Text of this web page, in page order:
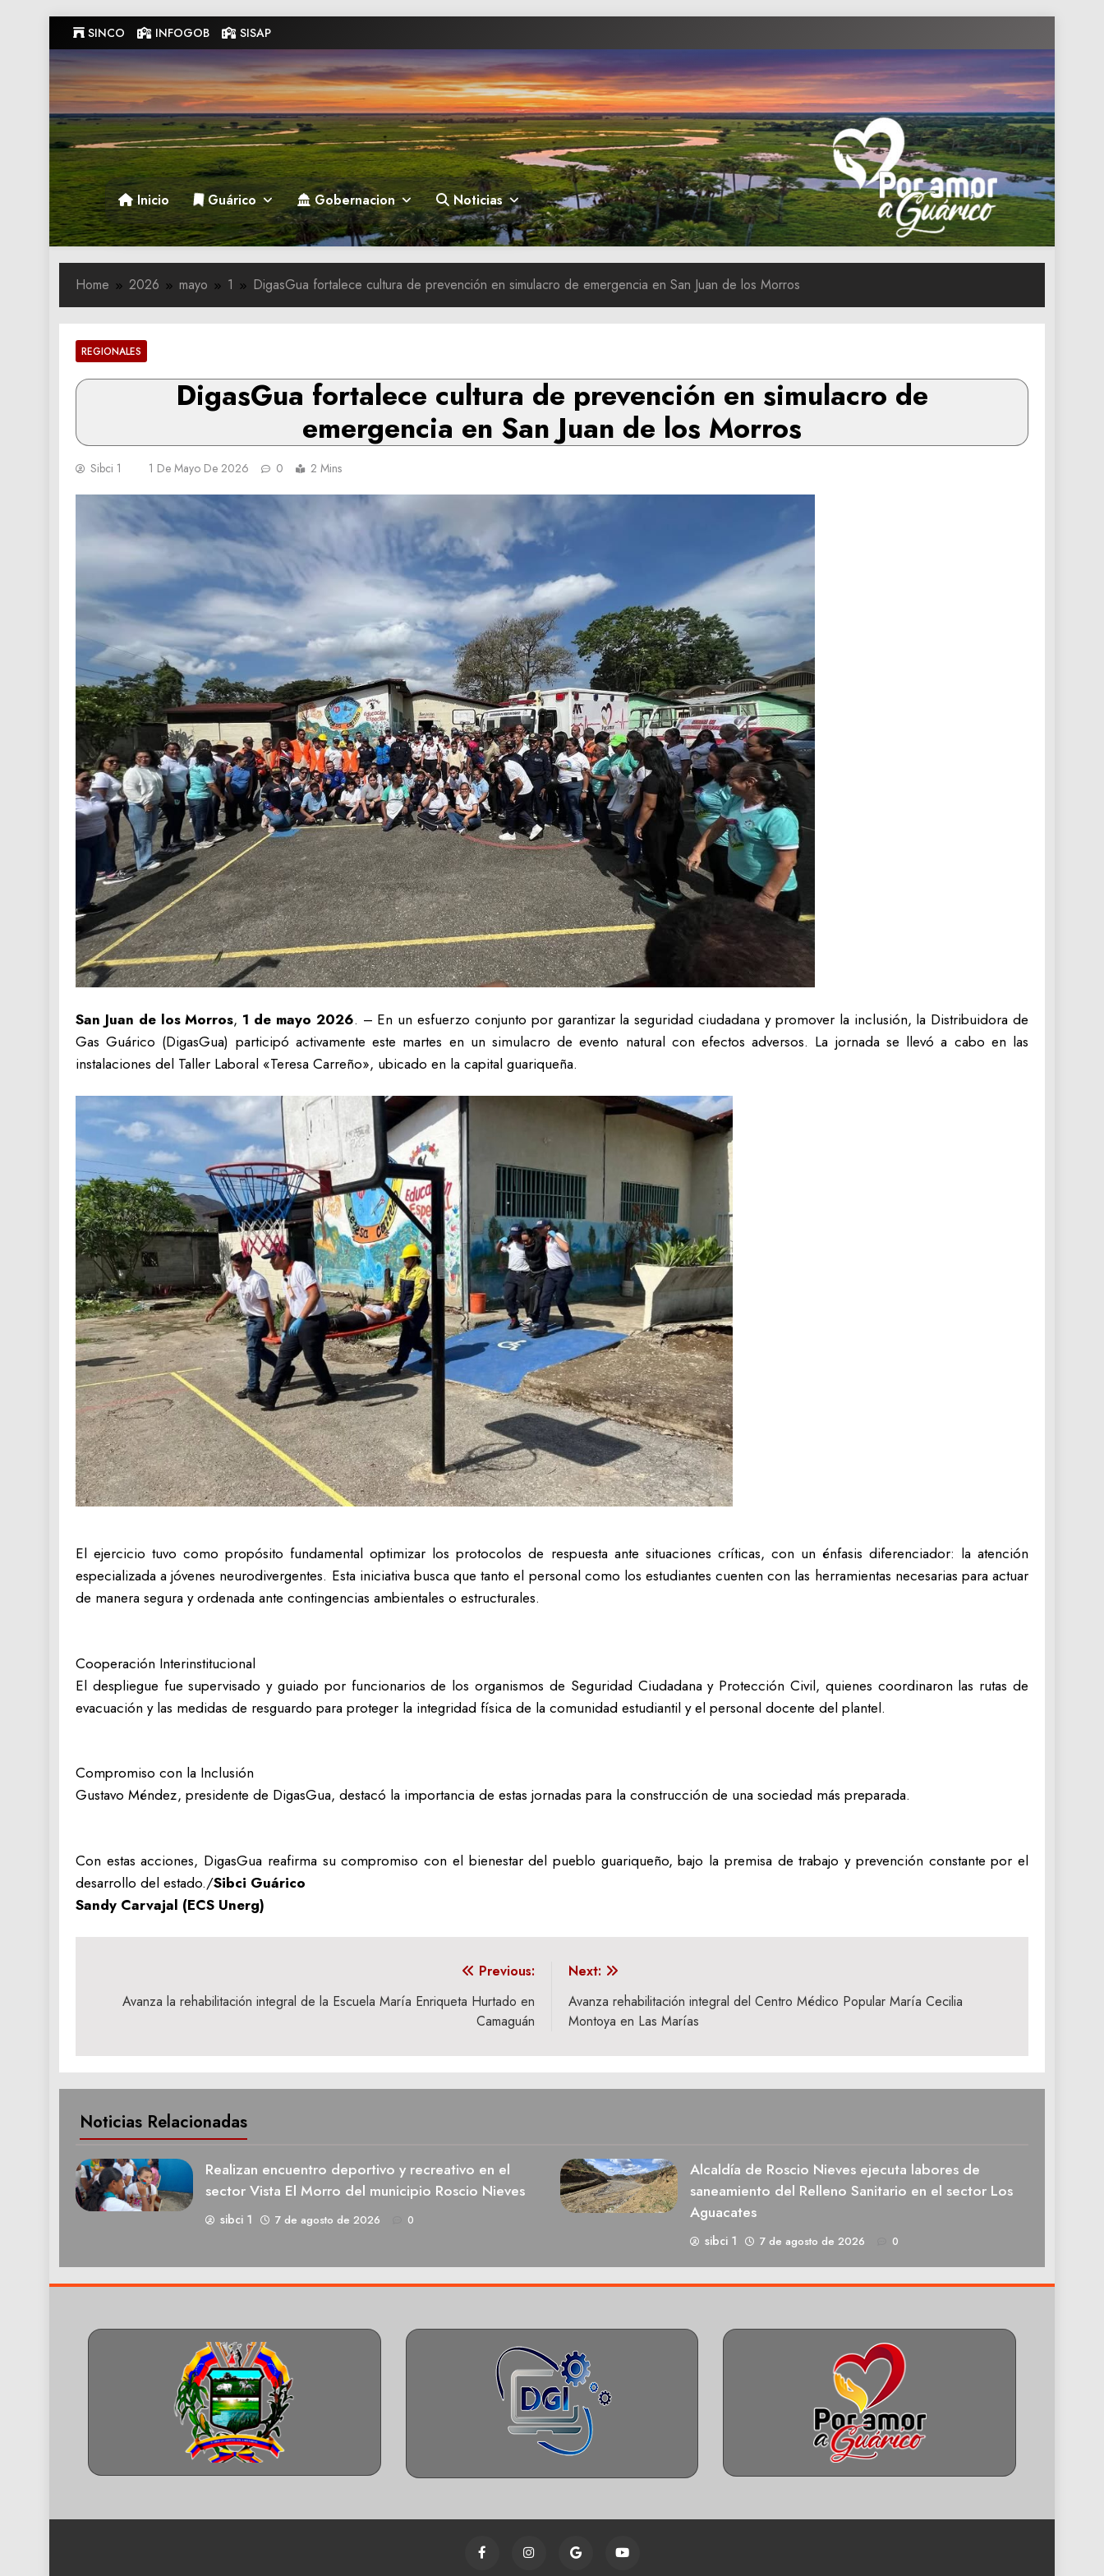
to
content
SINCO INFOGOB SISAP
Gobernacion de Guarico
Gobernacion de Guarico
Inicio Guárico Gobernacion Noticias
Home 2026 mayo 1 DigasGua fortalece cultura de prevención en simulacro de emergencia en San Juan de los Morros
REGIONALES
DigasGua fortalece cultura de prevención en simulacro de
emergencia en San Juan de los Morros
Sibci 1 1 De Mayo De 2026 0 2 Mins
San Juan de los Morros, 1 de mayo 2026. – En un esfuerzo conjunto por garantizar la seguridad ciudadana y promover la inclusión, la Distribuidora de
Gas Guárico (DigasGua) participó activamente este martes en un simulacro de evento natural con efectos adversos. La jornada se llevó a cabo en las
instalaciones del Taller Laboral «Teresa Carreño», ubicado en la capital guariqueña.
El ejercicio tuvo como propósito fundamental optimizar los protocolos de respuesta ante situaciones críticas, con un énfasis diferenciador: la atención
especializada a jóvenes neurodivergentes. Esta iniciativa busca que tanto el personal como los estudiantes cuenten con las herramientas necesarias para actuar
de manera segura y ordenada ante contingencias ambientales o estructurales.
Cooperación Interinstitucional
El despliegue fue supervisado y guiado por funcionarios de los organismos de Seguridad Ciudadana y Protección Civil, quienes coordinaron las rutas de
evacuación y las medidas de resguardo para proteger la integridad física de la comunidad estudiantil y el personal docente del plantel.
Compromiso con la Inclusión
Gustavo Méndez, presidente de DigasGua, destacó la importancia de estas jornadas para la construcción de una sociedad más preparada.
Con estas acciones, DigasGua reafirma su compromiso con el bienestar del pueblo guariqueño, bajo la premisa de trabajo y prevención constante por el
desarrollo del estado./Sibci Guárico
Sandy Carvajal (ECS Unerg)
Previous:
Avanza la rehabilitación integral de la Escuela María Enriqueta Hurtado en
Camaguán
Next:
Avanza rehabilitación integral del Centro Médico Popular María Cecilia
Montoya en Las Marías
Noticias Relacionadas
Realizan encuentro deportivo y recreativo en el
sector Vista El Morro del municipio Roscio Nieves
sibci 1 7 de agosto de 2026 0
Alcaldía de Roscio Nieves ejecuta labores de
saneamiento del Relleno Sanitario en el sector Los
Aguacates
sibci 1 7 de agosto de 2026 0